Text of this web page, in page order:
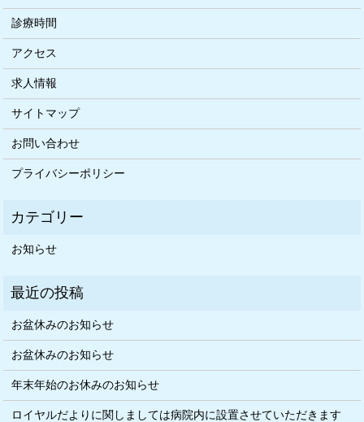
診療時間
アクセス
求人情報
サイトマップ
お問い合わせ
プライバシーポリシー
お知らせ
お盆休みのお知らせ
お盆休みのお知らせ
年末年始のお休みのお知らせ
ロイヤルだよりに関しましては病院内に設置させていただきます